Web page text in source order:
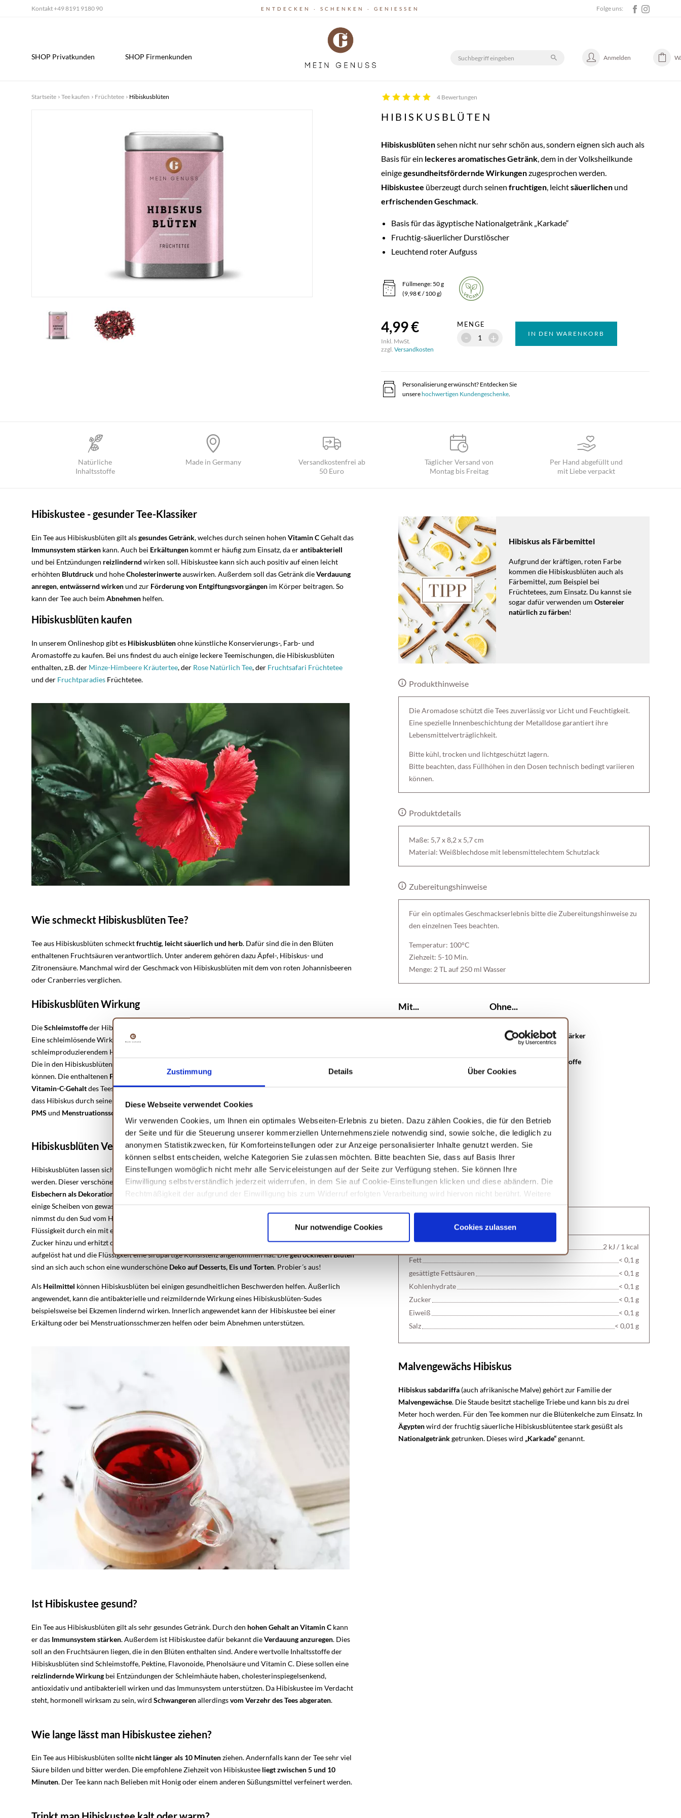
Zustimmung Details Über Cookies
Diese Webseite verwendet Cookies
Wir verwenden Cookies, um Ihnen ein optimales Webseiten-Erlebnis zu bieten. Dazu zählen Cookies, die für den Betrieb
der Seite und für die Steuerung unserer kommerziellen Unternehmensziele notwendig sind, sowie solche, die lediglich zu
anonymen Statistikzwecken, für Komforteinstellungen oder zur Anzeige personalisierter Inhalte genutzt werden. Sie
können selbst entscheiden, welche Kategorien Sie zulassen möchten. Bitte beachten Sie, dass auf Basis Ihrer
Einstellungen womöglich nicht mehr alle Serviceleistungen auf der Seite zur Verfügung stehen. Sie können Ihre
Einwilligung selbstverständlich jederzeit widerrufen, in dem Sie auf Cookie-Einstellungen klicken und diese abändern. Die
Rechtmäßigkeit der aufgrund der Einwilligung bis zum Widerruf erfolgten Verarbeitung wird hiervon nicht berührt. Weitere
Informationen finden Sie in unserenDatenschutzhinweisen.
Nur notwendige Cookies Cookies zulassen
Kontakt+49 8191 9180 90 ENTDECKEN · SCHENKEN · GENIESSEN Folge uns:
SHOP Privatkunden SHOP Firmenkunden Anmelden
Startseite Tee kaufen Früchtetee Hibiskusblüten 4 Bewertungen
HIBISKUSBLÜTEN
Hibiskusblütensehen nicht nur sehr schön aus, sondern eignen sich auch als
Basis für ein leckeres aromatisches Getränk, dem in der Volksheilkunde
einigegesundheitsfördernde Wirkungenzugesprochen werden.
Hibiskustee überzeugt durch seinen fruchtigen, leichtsäuerlichen und
erfrischenden Geschmack.
Basis für das ägyptische Nationalgetränk „Karkade“
Fruchtig-säuerlicher Durstlöscher
Leuchtend roter Aufguss
Füllmenge: 50 g
(9,98 € / 100 g)
4,99 €
Inkl. MwSt.
zzgl. Versandkosten
MENGE
+
- IN DEN WARENKORB
Personalisierung erwünscht? Entdecken Sie
unserehochwertigen Kundengeschenke.
Natürliche
Inhaltsstoffe
Made in Germany
Versandkostenfrei ab
50 Euro
Täglicher Versand von
Montag bis Freitag
Per Hand abgefüllt und
mit Liebe verpackt
Hibiskustee - gesunder Tee-Klassiker
Ein Tee aus Hibiskusblüten gilt alsgesundes Getränk, welches durch seinen hohen Vitamin CGehalt das
Immunsystem stärken kann. Auch bei Erkältungen kommt er häufig zum Einsatz, da erantibakteriell
und bei Entzündungen reizlindernd wirken soll. Hibiskustee kann sich auch positiv auf einen leicht
erhöhten Blutdruckund hoheCholesterinwerteauswirken. Außerdem soll das Getränk dieVerdauung
anregen,entwässernd wirkenund zur Förderungvon Entgiftungsvorgängen im Körper beitragen. So
kann der Tee auch beim Abnehmen helfen.
Hibiskusblüten kaufen
In unserem Onlineshop gibt es Hibiskusblütenohne künstliche Konservierungs-, Farb- und
Aromastoffe zu kaufen. Bei uns findest du auch einige leckere Teemischungen, die Hibiskusblüten
enthalten, z.B. der Minze-Himbeere Kräutertee, der Rose Natürlich Tee, der Fruchtsafari Früchtetee
und der Fruchtparadies Früchtetee.
Wie schmeckt Hibiskusblüten Tee?
Tee aus Hibiskusblüten schmecktfruchtig, leicht säuerlich und herb. Dafür sind die in den Blüten
enthaltenen Fruchtsäuren verantwortlich. Unter anderem gehören dazu Äpfel-, Hibiskus- und
Zitronensäure. Manchmal wird der Geschmack von Hibiskusblüten mit dem von roten Johannisbeeren
oder Cranberries verglichen.
Hibiskusblüten Wirkung
DieSchleimstoffeder Hibiskusblüten können bei Entzündungen der Schleimhäute
Eine schleimlösende Wirkung hat die Pflanze allerdings nicht. Falls du an produktivem,
schleimproduzierendem Husten leidest, solltest du deshalb eher zu
Die in den Hibiskusblüten enthaltenen
können. Die enthaltenen Flavonoide sollen darüber hinaus eine Wirkung haben. Derhohe
Vitamin-C-Gehaltdes Tees ist dafür bekannt, dasImmunsystemzu unterstützen. Außerdem heißt es,
dass Hibiskus durch seine krampflösende und auf den Hormonhaushalt harmonisierende Wirkung
PMS und Menstruationsschmerzen
Hibiskusblüten Verwendung
Hibiskusblüten lassen sich nicht nur in Tees verwenden. Sie können auch für einenSirupverwendet
werden. Dieser verschönert und verfeinert Cocktails,Proseccound andere Getränke und kannin
Eisbechern als Dekoration
eingesetzt werden. Dafür kochst du circa 15 Gramm getrocknete Blüten und
einige Scheiben von gewaschenen (Bio) Zitronen in einem halben Liter Wasser auf. Sobald er kocht,
nimmst du den Sud vom Herd und lässt ihn für 24 Stunden zugedeckt ziehen. Danach gießt du die
Flüssigkeit durch ein mit einem Tuch ausgelegtes Sieb und drückst es aus. Nun gibst du 300 Gramm
Zucker hinzu und erhitzt das Ganze. Du lässt es so lange köcheln, bis sich der Zucker vollständig
aufgelöst hat und die Flüssigkeit eine sirupartige Konsistenz angenommen hat. Diegetrockneten Blüten
sind an sich auch schon eine wunderschöne Deko auf Desserts, Eis und Torten. Probier´s aus!
Als Heilmittel können Hibiskusblüten bei einigen gesundheitlichen Beschwerden helfen. Äußerlich
angewendet, kann die antibakterielle und reizmildernde Wirkung eines Hibiskusblüten-Sudes
beispielsweise bei Ekzemen lindernd wirken. Innerlich angewendet kann der Hibiskustee bei einer
Erkältung oder bei Menstruationsschmerzen helfen oder beim Abnehmen unterstützen.
Ist Hibiskustee gesund?
Ein Tee aus Hibiskusblüten gilt als sehr gesundes Getränk. Durch den hohen Gehalt an Vitamin C kann
er das Immunsystem stärken. Außerdem ist Hibiskustee dafür bekannt dieVerdauung anzuregen. Dies
soll an den Fruchtsäuren liegen, die in den Blüten enthalten sind. Andere wertvolle Inhaltsstoffe der
Hibiskusblüten sind Schleimstoffe, Pektine, Flavonoide, Phenolsäure und Vitamin C. Diese sollen eine
reizlindernde Wirkung bei Entzündungen der Schleimhäute haben, cholesterinspiegelsenkend,
antioxidativ und antibakteriell wirken und das Immunsystem unterstützen. Da Hibiskustee im Verdacht
steht, hormonell wirksam zu sein, wird Schwangerenallerdingsvom Verzehr des Tees abgeraten.
Wie lange lässt man Hibiskustee ziehen?
Ein Tee aus Hibiskusblüten sollte nicht länger als 10 Minutenziehen. Andernfalls kann der Tee sehr viel
Säure bilden und bitter werden. Die empfohlene Ziehzeit von Hibiskustee liegt zwischen 5 und 10
Minuten. Der Tee kann nach Belieben mit Honig oder einem anderen Süßungsmittel verfeinert werden.
Hibiskus als Färbemittel
Aufgrund der kräftigen, roten Farbe
kommen die Hibiskusblüten auch als
Färbemittel, zum Beispiel bei
Früchtetees, zum Einsatz. Du kannst sie
sogar dafür verwenden um Ostereier
natürlich zu färben!
Produkthinweise
Die Aromadose schützt die Tees zuverlässig vor Licht und Feuchtigkeit.
Eine spezielle Innenbeschichtung der Metalldose garantiert ihre
Lebensmittelverträglichkeit.
Bitte kühl, trocken und lichtgeschützt lagern.
Bitte beachten, dass Füllhöhen in den Dosen technisch bedingt variieren
können.
Produktdetails
Maße: 5,7 x 8,2 x 5,7 cm
Material: Weißblechdose mit lebensmittelechtem Schutzlack
Zubereitungshinweise
Für ein optimales Geschmackserlebnis bitte die Zubereitungshinweise zu
den einzelnen Tees beachten.
Temperatur: 100°C
Ziehzeit: 5-10 Min.
Menge: 2 TL auf 250 ml Wasser
Mit... Ohne...
Geschmacksverstärker
Konservierungsstoffe
Aromastoffe
Zusatzstoffe
Nährwertangaben
2 kJ / 1 kcal
Fett
< 0,1 g
gesättigte Fettsäuren
< 0,1 g
Kohlenhydrate
< 0,1 g
Zucker
< 0,1 g
Eiweiß
< 0,1 g
Salz
< 0,01 g
Malvengewächs Hibiskus
Hibiskus sabdariffa(auch afrikanische Malve) gehört zur Familie der
Malvengewächse. Die Staude besitzt stachelige Triebe und kann bis zu drei
Meter hoch werden. Für den Tee kommen nur die Blütenkelche zum Einsatz. In
Ägyptenwird der fruchtig säuerliche Hibiskusblütentee stark gesüßt als
Nationalgetränkgetrunken. Dieses wird „Karkade“genannt.